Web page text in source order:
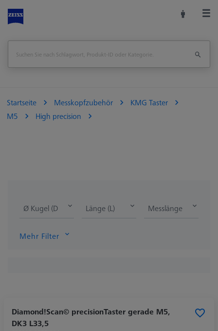
Startseite Messkopfzubehör
KMG Taster
M5
High precision
Ø Kugel (DK) Länge (L) Messlänge (ML)
Mehr Filter
Diamond!Scan© precisionTaster gerade M5,
DK3 L33,5